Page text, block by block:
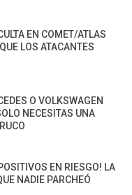
EN COMET/ATLAS
LOS ATACANTES
O VOLKSWAGEN
NECESITAS UNA
EN RIESGO! LA
NADIE PARCHEÓ